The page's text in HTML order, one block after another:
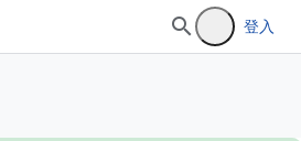
登入